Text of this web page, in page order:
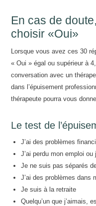
En cas de
choisir «Oui»
Lorsque vous avez ces 30
« Oui » égal ou supérieur à
conversation avec un
dans l’épuisement
thérapeute pourra vous
Le test de
J’ai des problèmes
J’ai perdu mon emploi
Je ne suis pas séparés
J’ai des problèmes dans
Je suis à la retraite
Quelqu’un que j’aimais,